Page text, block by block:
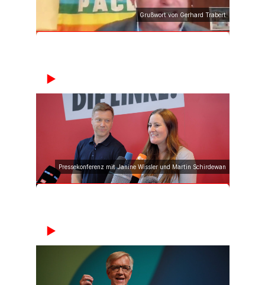
Grußwort von Gerhard Trabert
Pressekonferenz mit Janine Wissler und Martin Schirdewan